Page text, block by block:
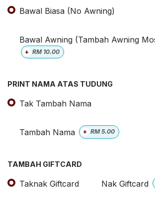
Bawal Biasa (No Awning)
Bawal Awning (Tambah Awning
+ RM 10.00
PRINT NAMA ATAS TUDUNG
Tak Tambah Nama
Tambah Nama + RM5.00
TAMBAH GIFTCARD
Taknak Giftcard Nak Giftcard